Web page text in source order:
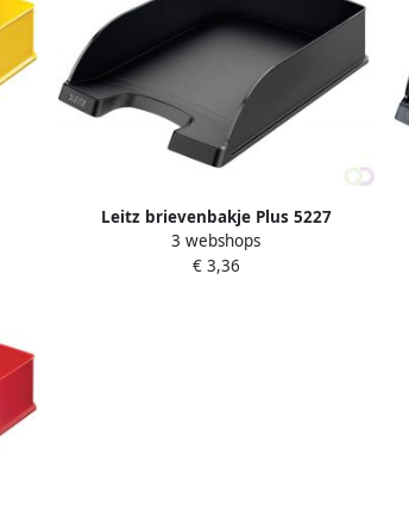
Leitz brievenbakje Plus 5227
Standaard zwart
3 webshops
€ 3,36